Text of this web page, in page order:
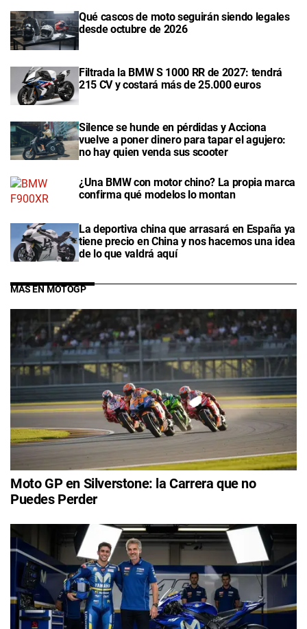
Qué cascos de moto seguirán siendo legales
desde octubre de 2026
Filtrada la BMW S 1000 RR de 2027: tendrá
215 CV y costará más de 25.000 euros
Silence se hunde en pérdidas y Acciona
vuelve a poner dinero para tapar el agujero:
no hay quien venda sus scooter
¿Una BMW con motor chino? La propia marca
confirma qué modelos lo montan
La deportiva china que arrasará en España ya
tiene precio en China y nos hacemos una idea
de lo que valdrá aquí
MÁS EN MOTOGP
Moto GP en Silverstone: la Carrera que no
Puedes Perder